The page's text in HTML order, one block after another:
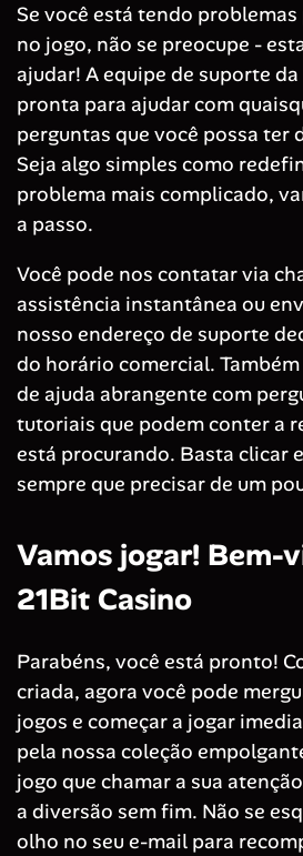
Se você está tendo
no jogo, não se preocupe -
ajudar! A equipe de suporte
pronta para ajudar com
perguntas que você possa ter
Seja algo simples como
problema mais complicado,
a passo.
Você pode nos contatar via
assistência instantânea ou
nosso endereço de suporte
do horário comercial.
de ajuda abrangente com
tutoriais que podem conter a
está procurando. Basta clicar
sempre que precisar de um
Vamos jogar! Bem-
21Bit Casino
Parabéns, você está pronto!
criada, agora você pode
jogos e começar a jogar
pela nossa coleção
jogo que chamar a sua
a diversão sem fim. Não se
olho no seu e-mail para